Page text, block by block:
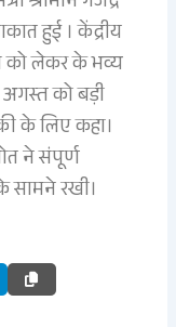
हुई । केंद्रीय
को लेकर के भव्य
को बड़ी
के लिए कहा।
ने संपूर्ण
सामने रखी।